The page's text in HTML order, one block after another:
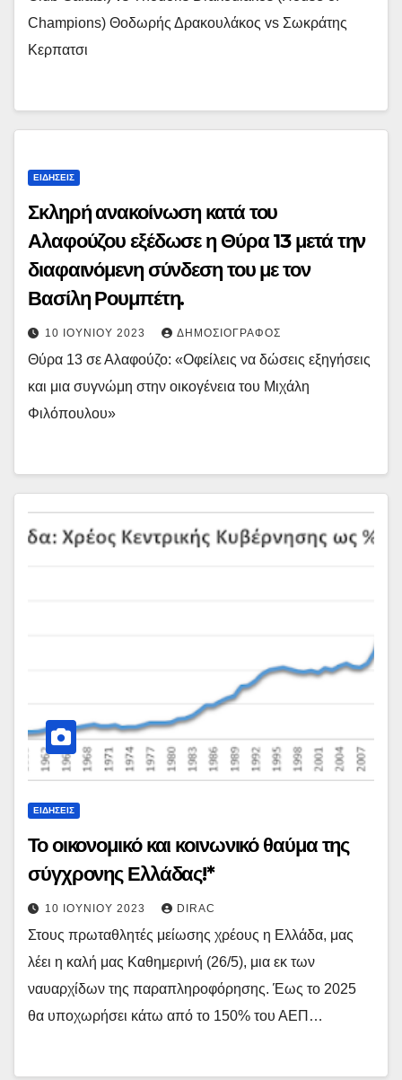
Champions) Θοδωρής Δρακουλάκος vs Σωκράτης
Κερπατσι
ΕΙΔΉΣΕΙΣ
Σκληρή ανακοίνωση κατά του
Αλαφούζου εξέδωσε η Θύρα 13 μετά την
διαφαινόμενη σύνδεση του με τον
Βασίλη Ρουμπέτη.
10 ΙΟΥΝΊΟΥ 2023 ΔΗΜΟΣΙΟΓΡΆΦΟΣ
Θύρα 13 σε Αλαφούζο: «Οφείλεις να δώσεις εξηγήσεις
και μια συγνώμη στην οικογένεια του Μιχάλη
Φιλόπουλου»
ΕΙΔΉΣΕΙΣ
Το οικονομικό και κοινωνικό θαύμα της
σύγχρονης Ελλάδας!*
10 ΙΟΥΝΊΟΥ 2023 DIRAC
Στους πρωταθλητές μείωσης χρέους η Ελλάδα, μας
λέει η καλή μας Καθημερινή (26/5), μια εκ των
ναυαρχίδων της παραπληροφόρησης. Έως το 2025
θα υποχωρήσει κάτω από το 150% του ΑΕΠ…